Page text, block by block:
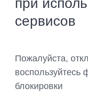
при
сервисов
Пожалуйста,
блокировки